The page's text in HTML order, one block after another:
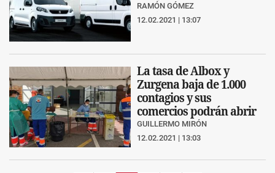
RAMÓN GÓMEZ
12.02.2021 | 13:07
La tasa de Albox y
Zurgena baja de 1.000
contagios y sus
comercios podrán abrir
GUILLERMO MIRÓN
12.02.2021 | 13:03